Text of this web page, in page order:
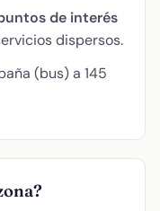
de interés
dispersos.
(bus) a 145